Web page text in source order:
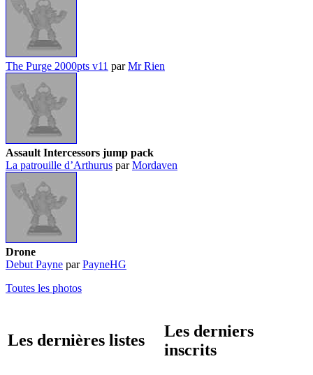
The Purge 2000pts v11 parMr Rien
Assault Intercessors jump pack
La patrouille d’Arthurus parMordaven
Drone
Debut Payne parPayneHG
Toutes les photos
Les dernières listes
Les derniers
inscrits